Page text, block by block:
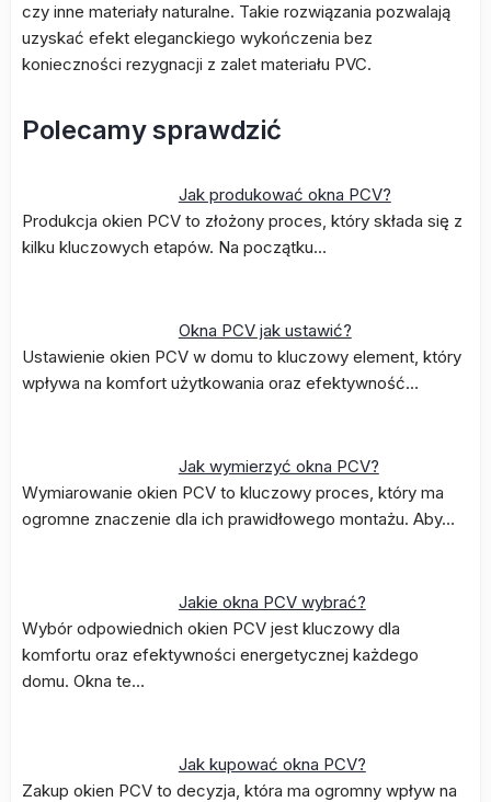
czy inne materiały naturalne. Takie rozwiązania pozwalają
uzyskać efekt eleganckiego wykończenia bez
konieczności rezygnacji z zalet materiału PVC.
Polecamy sprawdzić
Jak produkować okna PCV?
Produkcja okien PCV to złożony proces, który składa się z
kilku kluczowych etapów. Na początku…
Okna PCV jak ustawić?
Ustawienie okien PCV w domu to kluczowy element, który
wpływa na komfort użytkowania oraz efektywność…
Jak wymierzyć okna PCV?
Wymiarowanie okien PCV to kluczowy proces, który ma
ogromne znaczenie dla ich prawidłowego montażu. Aby…
Jakie okna PCV wybrać?
Wybór odpowiednich okien PCV jest kluczowy dla
komfortu oraz efektywności energetycznej każdego
domu. Okna te…
Jak kupować okna PCV?
Zakup okien PCV to decyzja, która ma ogromny wpływ na